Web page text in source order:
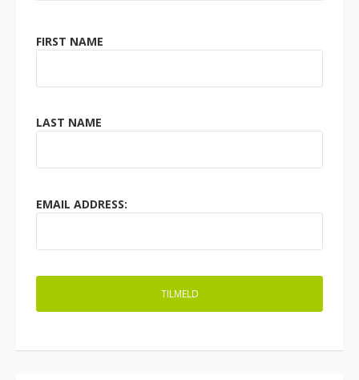
FIRST NAME
LAST NAME
EMAIL ADDRESS: